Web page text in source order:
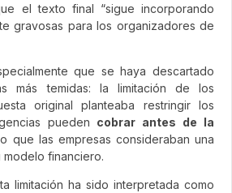
el texto final “sigue incorporando
gravosas para los organizadores de
que se haya descartado
más temidas: la limitación de los
original planteaba restringir los
pueden cobrar antes de la
que las empresas consideraban una
modelo financiero.
limitación ha sido interpretada como